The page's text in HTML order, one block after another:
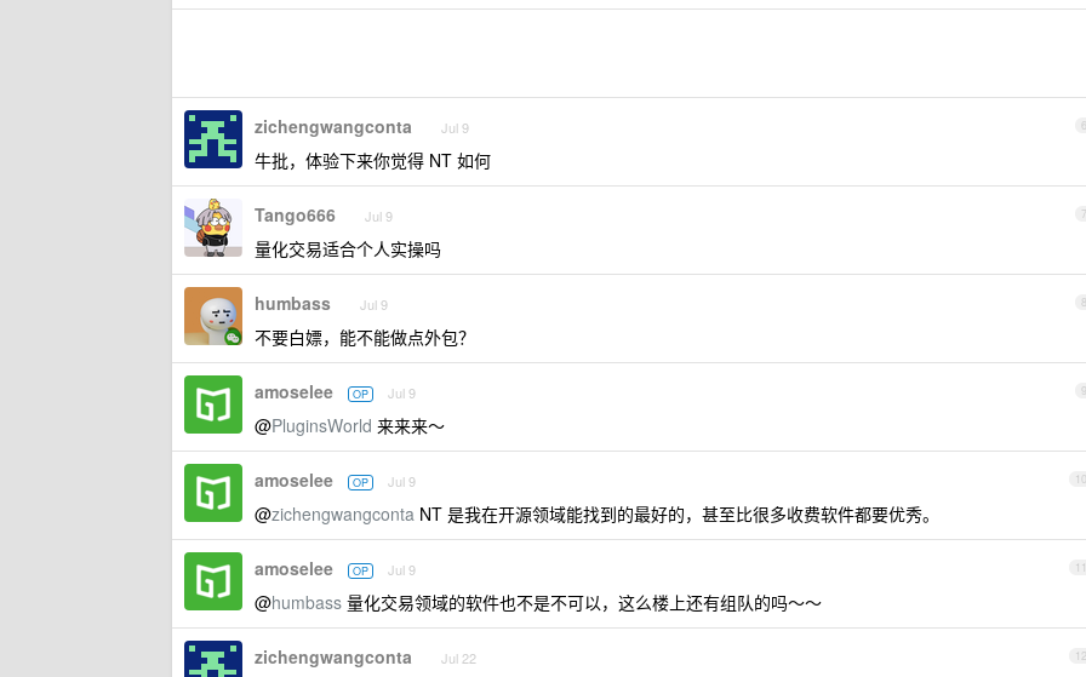
6
zichengwangconta Jul 9
牛批，体验下来你觉得 NT 如何
7
Tango666 Jul 9
量化交易适合个人实操吗
8
humbass Jul 9
不要白嫖，能不能做点外包？
9
amoselee OP Jul 9
@PluginsWorld 来来来～
10
amoselee OP Jul 9
@zichengwangconta NT 是我在开源领域能找到的最好的，甚至比很多收费软件都要优秀。
11
amoselee OP Jul 9
@humbass 量化交易领域的软件也不是不可以，这么楼上还有组队的吗～～
12
zichengwangconta Jul 22